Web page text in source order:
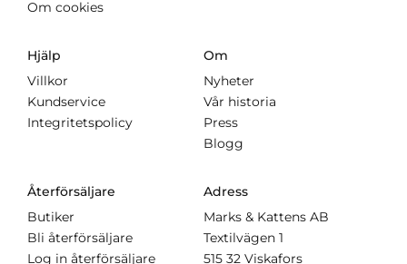
Om cookies
Hjälp
Villkor
Kundservice
Integritetspolicy
Om
Nyheter
Vår historia
Press
Blogg
Återförsäljare
Butiker
Bli återförsäljare
Log in återförsäljare
Adress
Marks & Kattens AB
Textilvägen 1
515 32 Viskafors